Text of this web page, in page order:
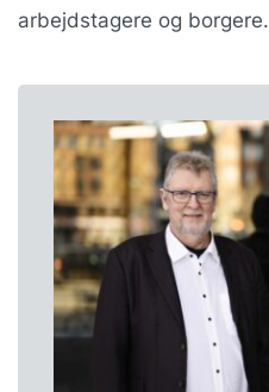
arbejdstagere og borgere.